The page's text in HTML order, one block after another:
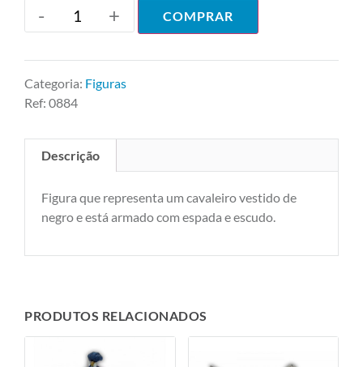
- + COMPRAR
Categoria: Figuras
Ref: 0884
Descrição
Figura que representa um cavaleiro vestido de
negro e está armado com espada e escudo.
PRODUTOS RELACIONADOS